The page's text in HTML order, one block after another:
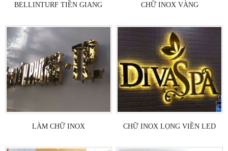
BELLINTURF TIỀN GIANG
CHỮ INOX VÀNG
LÀM CHỮ INOX CHỮ INOX LỌNG VIỀN LED